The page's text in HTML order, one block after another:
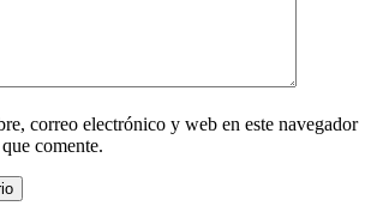
correo electrónico y web en este navegador
comente.